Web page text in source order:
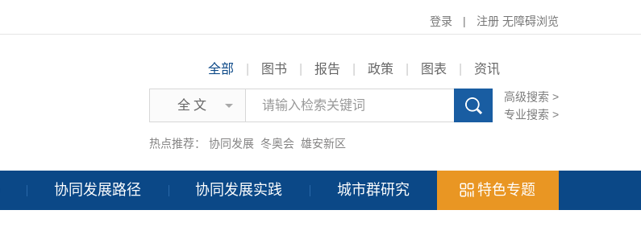
登录 | 注册 无障碍浏览
全部 图书 报告 政策 图表 资讯
全 文
高级搜索 >
专业搜索 >
热点推荐： 协同发展 冬奥会 雄安新区
协同发展路径 协同发展实践 城市群研究 特色专题